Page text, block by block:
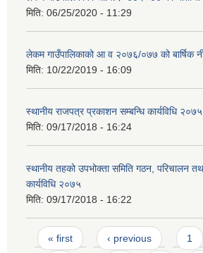
मिति: 06/25/2020 - 11:29
लेकम गाउँपालिकाको आ व २०७६/०७७ को बार्षिक
मिति: 10/22/2019 - 16:09
स्थानीय राजपत्र प्रकाशन सम्बन्धि कार्यविधि २०७५
मिति: 09/17/2018 - 16:24
स्थानीय तहको उपभोक्ता समिति गठन, परिचालन
कार्यविधि २०७५
मिति: 09/17/2018 - 16:22
Pages
« first ‹ previous 1